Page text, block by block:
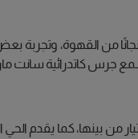
من القهوة، وتجربة بعض
جرس كاتدرائية سانت
من بينها، كما يقدم الحي